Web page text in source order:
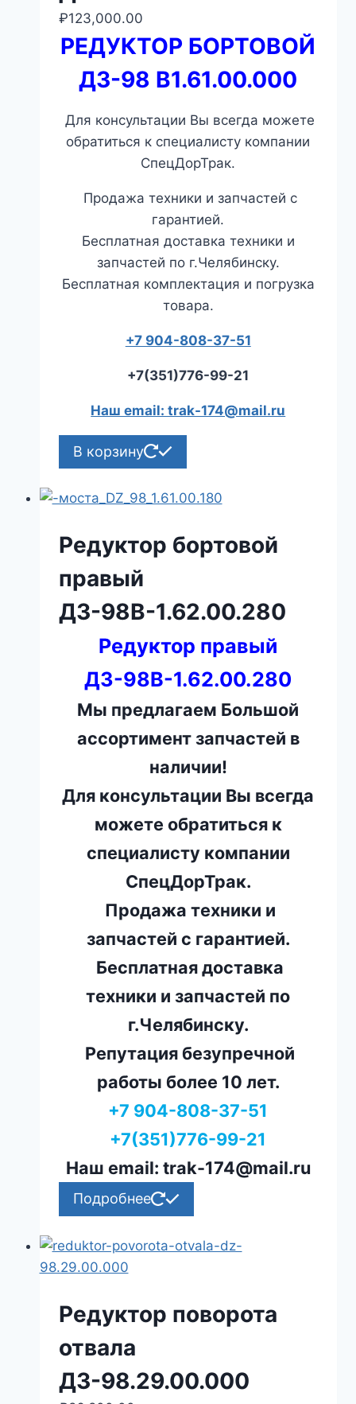
₽123,000.00
РЕДУКТОР БОРТОВОЙ
ДЗ-98 В1.61.00.000
Для консультации Вы всегда можете
обратиться к специалисту компании
СпецДорТрак.
Продажа техники и запчастей с
гарантией.
Бесплатная доставка техники и
запчастей по г.Челябинску.
Бесплатная комплектация и погрузка
товара.
+7 904-808-37-51
+7(351)776-99-21
Наш email: trak-174@mail.ru
В корзину
Редуктор бортовой
правый
ДЗ-98В-1.62.00.280
Редуктор правый
ДЗ-98В-1.62.00.280
Мы предлагаем Большой
ассортимент запчастей в
наличии!
Для консультации Вы всегда
можете обратиться к
специалисту компании
СпецДорТрак.
Продажа техники и
запчастей с гарантией.
Бесплатная доставка
техники и запчастей по
г.Челябинску.
Репутация безупречной
работы более 10 лет.
+7 904-808-37-51
+7(351)776-99-21
Наш email: trak-174@mail.ru
Подробнее
Редуктор поворота
отвала
ДЗ-98.29.00.000